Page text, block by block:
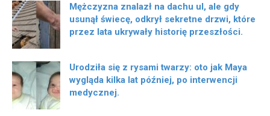
Mężczyzna znalazł na dachu ul, ale gdy
usunął świecę, odkrył sekretne drzwi, które
przez lata ukrywały historię przeszłości.
Urodziła się z rysami twarzy: oto jak Maya
wygląda kilka lat później, po interwencji
medycznej.